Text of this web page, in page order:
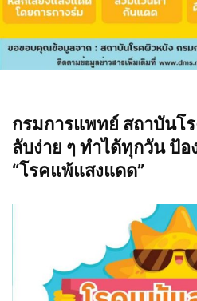
กรมการแพทย์ สถาบันโ
ลับง่าย ๆ ทำได้ทุกวัน ป้
“โรคแพ้แสงแดด”